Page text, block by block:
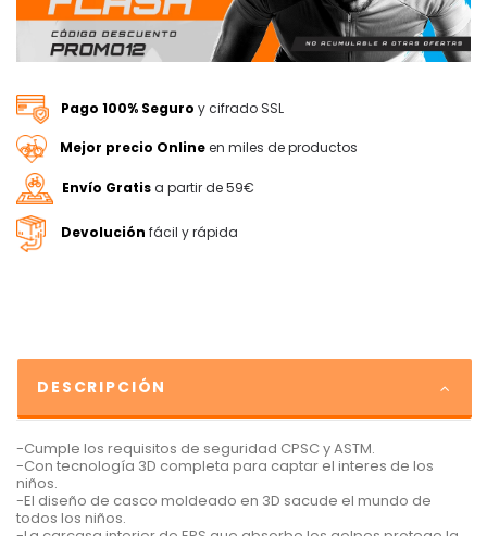
Pago 100% Seguro y cifrado SSL
Mejor precio Onlineen miles de productos
Envío Gratisa partir de 59€
Devolución fácil y rápida
DESCRIPCIÓN
-Cumple los requisitos de seguridad CPSC y ASTM.
-Con tecnología 3D completa para captar el interes de los
niños.
-El diseño de casco moldeado en 3D sacude el mundo de
todos los niños.